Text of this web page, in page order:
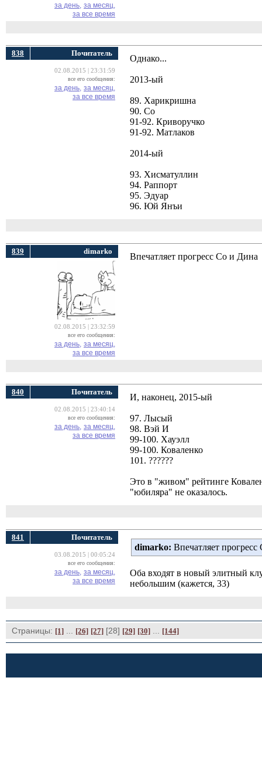
за день, за месяц,
за все время
838 Почитатель
02.08.2015 | 23:31:59
все его сообщения:
за день, за месяц,
за все время
Однако...
2013-ый
89. Харикришна
90. Со
91-92. Криворучко
91-92. Матлаков
2014-ый
93. Хисматуллин
94. Раппорт
95. Эдуар
96. Юй Янъи
839 dimarko
02.08.2015 | 23:32:59
все его сообщения:
за день, за месяц,
за все время
Впечатляет прогресс Со и Дина
840 Почитатель
02.08.2015 | 23:40:14
все его сообщения:
за день, за месяц,
за все время
И, наконец, 2015-ый
97. Лысый
98. Вэй И
99-100. Хауэлл
99-100. Коваленко
101. ??????
Это в "живом" рейтинге
"юбиляра" не оказалось.
841 Почитатель
03.08.2015 | 00:05:24
все его сообщения:
за день, за месяц,
за все время
dimarko: Впечатляет
Оба входят в новый элитный
небольшим (кажется, 33)
Страницы: [1] [26] [27] [28] [29] [30] [144]